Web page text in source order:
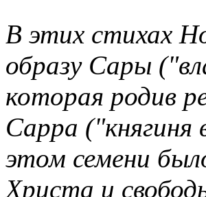
В этих стихах
образу Сары
которая родив
Сарра ("княгиня
этом семени
Христа и